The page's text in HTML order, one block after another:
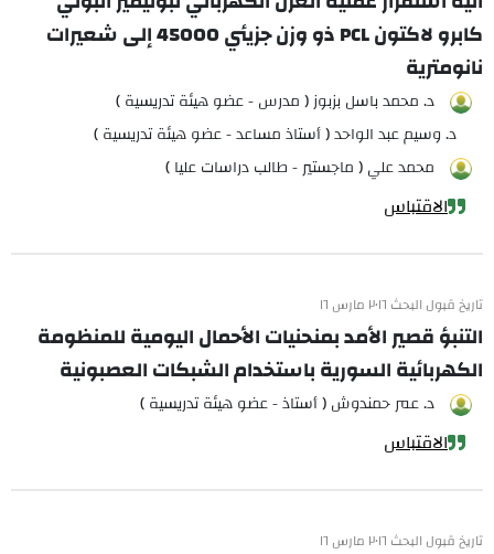
كابرو لاكتون PCL ذو وزن جزيئي 45000 إلى شعيرات
نانومترية
د. محمد باسل بزبوز ( مدرس - عضو هيئة تدريسية )
د. وسيم عبد الواحد ( أستاذ مساعد - عضو هيئة تدريسية )
محمد علي ( ماجستير - طالب دراسات عليا )
الاقتباس
تاريخ قبول البحث ٢٠١٦ مارس ١٦
التنبؤ قصير الأمد بمنحنيات الأحمال اليومية للمنظومة
الكهربائية السورية باستخدام الشبكات العصبونية
د. عمر حمندوش ( أستاذ - عضو هيئة تدريسية )
الاقتباس
تاريخ قبول البحث ٢٠١٦ مارس ١٦